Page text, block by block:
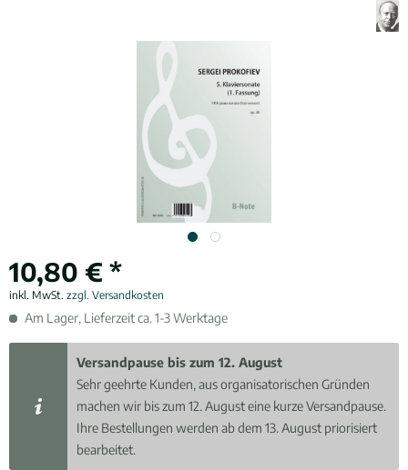
10,80 € *
inkl. MwSt. zzgl. Versandkosten
Am Lager, Lieferzeit ca. 1-3 Werktage
Versandpause bis zum 12. August
Sehr geehrte Kunden, aus organisatorischen Gründen
machen wir bis zum 12. August eine kurze Versandpause.
Ihre Bestellungen werden ab dem 13. August priorisiert
bearbeitet.